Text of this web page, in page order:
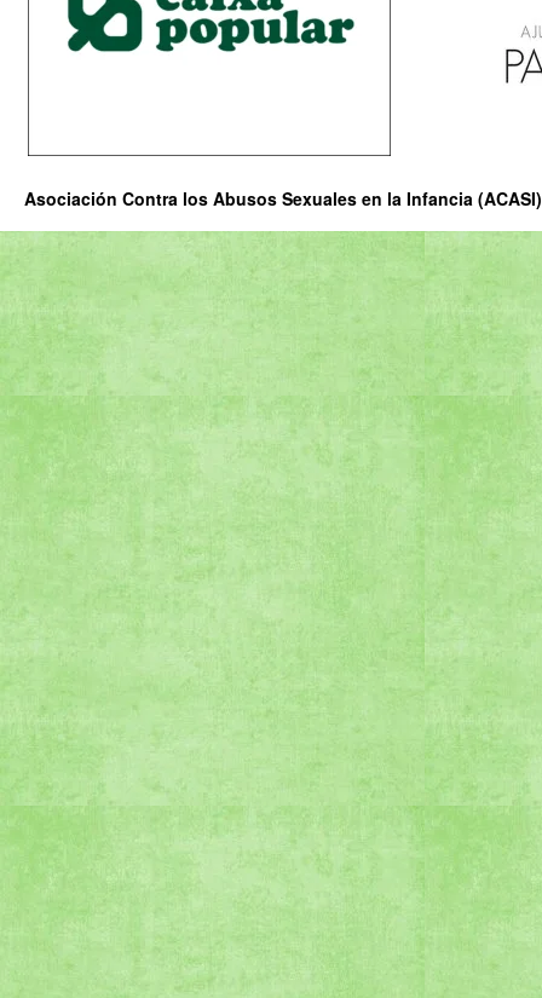
Asociación Contra los Abusos Sexuales en la Infancia